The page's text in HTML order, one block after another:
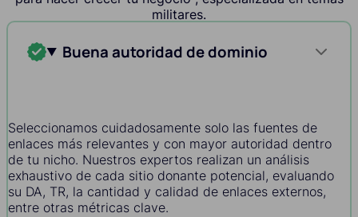
militares.
Buena autoridad de dominio
Seleccionamos cuidadosamente solo las fuentes de
enlaces más relevantes y con mayor autoridad dentro
de tu nicho. Nuestros expertos realizan un análisis
exhaustivo de cada sitio donante potencial, evaluando
su DA, TR, la cantidad y calidad de enlaces externos,
entre otras métricas clave.